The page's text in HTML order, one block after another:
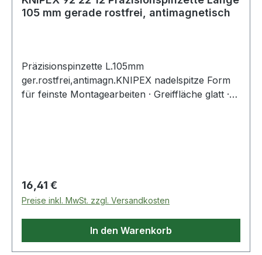
105 mm gerade rostfrei, antimagnetisch
Präzisionspinzette L.105mm
ger.rostfrei,antimagn.KNIPEX nadelspitze Form
für feinste Montagearbeiten · Greiffläche glatt ·
Regulärer Preis:
16,41 €
Preise inkl. MwSt. zzgl. Versandkosten
In den Warenkorb